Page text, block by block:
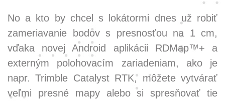
No a kto by chcel s lokátormi dnes už robiť
zameriavanie bodov s presnosťou na 1 cm,
vďaka novej Android aplikácii RDMap™+ a
externým polohovacím zariadeniam, ako je
napr. Trimble Catalyst RTK, môžete vytvárať
veľmi presné mapy alebo si spresňovať tie